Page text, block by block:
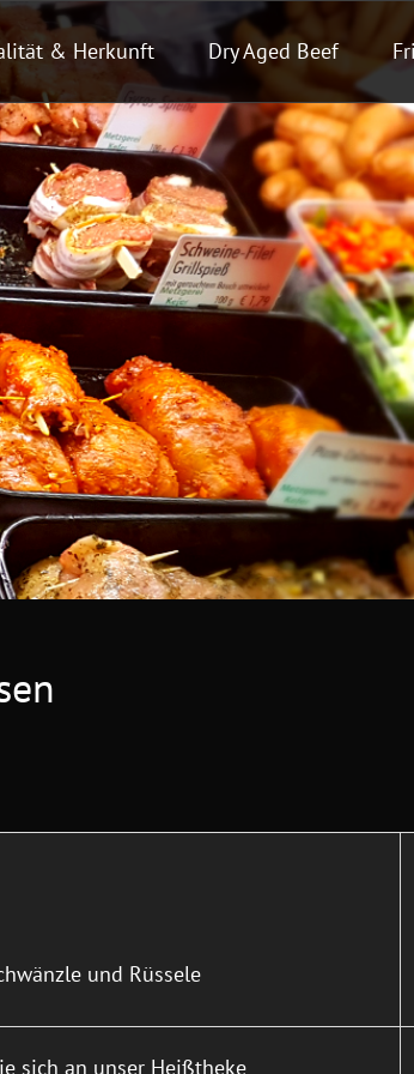
& Herkunft Dry Aged Beef
und Rüssele
sich an unser Heißtheke